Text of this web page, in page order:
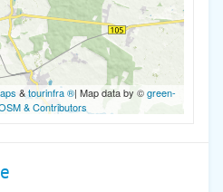
&tourinfra ®| Map data by ©green-
& Contributors